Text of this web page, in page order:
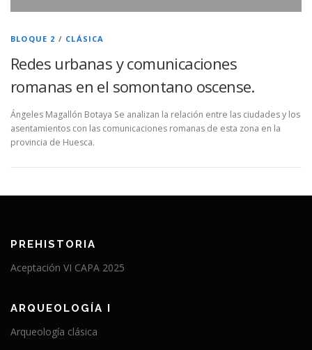
BLOQUE 2 / CLÁSICA
Redes urbanas y comunicaciones
romanas en el somontano oscense.
Ángeles Magallón Botaya Se analizan la relación entre las ciudades y los
asentamientos con las comunicaciones romanas de esta zona en la
provincia de Huesca.
PREHISTORIA
Aceptación VI CAPA 2025
ARQUEOLOGÍA I
Arqueología clásica